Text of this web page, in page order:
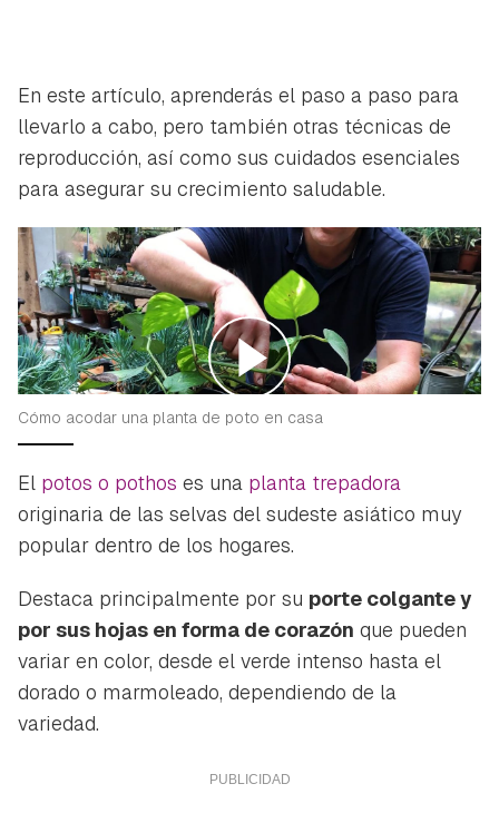
En este artículo, aprenderás el paso a paso para
llevarlo a cabo, pero también otras técnicas de
reproducción, así como sus cuidados esenciales
para asegurar su crecimiento saludable.
Cómo acodar una planta de poto en casa
El potos o pothos es una planta trepadora
originaria de las selvas del sudeste asiático muy
popular dentro de los hogares.
Destaca principalmente por su porte colgante y
por sus hojas en forma de corazón que pueden
variar en color, desde el verde intenso hasta el
dorado o marmoleado, dependiendo de la
variedad.